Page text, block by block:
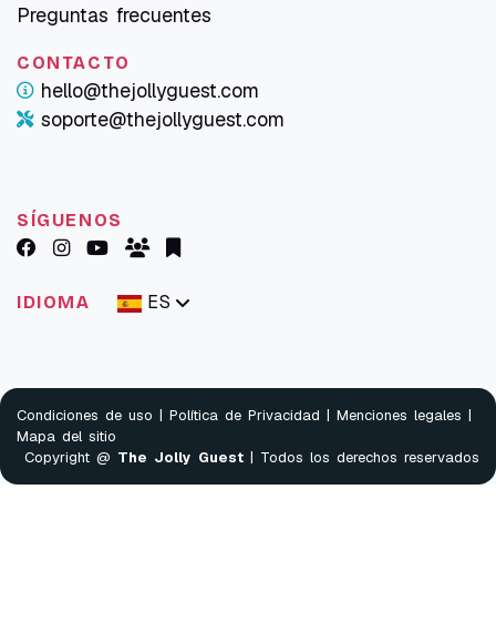
Preguntas frecuentes
CONTACTO
hello@thejollyguest.com
soporte@thejollyguest.com
SÍGUENOS
IDIOMA ES
Condiciones de uso | Política de Privacidad | Menciones legales |
Mapa del sitio
Copyright @ The Jolly Guest | Todos los derechos reservados